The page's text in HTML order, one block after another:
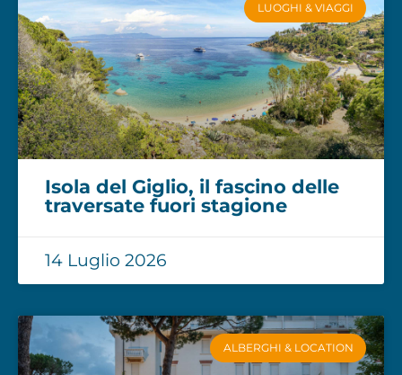
LUOGHI & VIAGGI
Isola del Giglio, il fascino delle
traversate fuori stagione
14 Luglio 2026
ALBERGHI & LOCATION